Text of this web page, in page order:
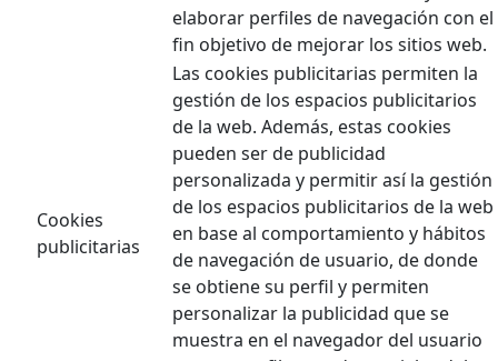
elaborar perfiles de navegación con el
fin objetivo de mejorar los sitios web.
Cookies
publicitarias
Las cookies publicitarias permiten la
gestión de los espacios publicitarios
de la web. Además, estas cookies
pueden ser de publicidad
personalizada y permitir así la gestión
de los espacios publicitarios de la web
en base al comportamiento y hábitos
de navegación de usuario, de donde
se obtiene su perfil y permiten
personalizar la publicidad que se
muestra en el navegador del usuario